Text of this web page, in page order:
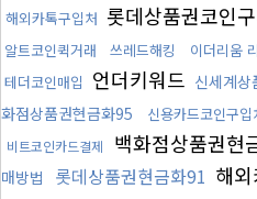
해외카톡구입처 롯데상품권코인
알트코인퀵거래 쓰레드해킹 이더리움
테더코인매입 언더키워드 신세계상
화점상품권현금화95
신용카드코인구입
비트코인카드결제 백화점상품권현
매방법
롯데상품권현금화91 해